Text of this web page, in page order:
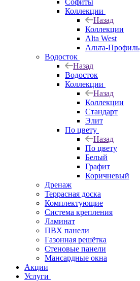
Софиты
Коллекции
Назад
Коллекции
Alta West
Альта-Профиль
Водосток
Назад
Водосток
Коллекции
Назад
Коллекции
Стандарт
Элит
По цвету
Назад
По цвету
Белый
Графит
Коричневый
Дренаж
Террасная доска
Комплектующие
Система крепления
Ламинат
ПВХ панели
Газонная решётка
Стеновые панели
Мансардные окна
Акции
Услуги